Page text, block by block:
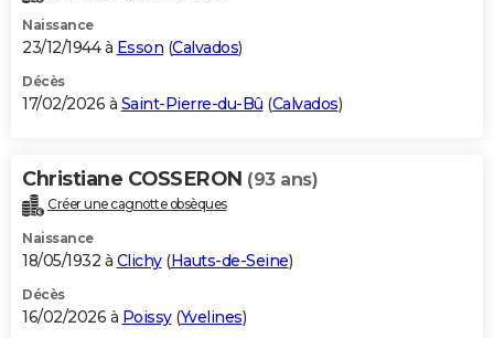
Dictionnaire
Biographies
Citations
Expressions
Proverbes
PROGRAMME TV
S'inscrire
Se connecter
Lycées
Collèges
Primaires
Universités
Entreprises
Service militaire
Avis de recherche
AVIS DE DÉCÈS
Bricolage
Lifestyle
Culture
Sport
Auto
Television
Voyage
Cinema
Naissance
23/12/1944 à Esson (Calvados)
Décès
17/02/2026 à Saint-Pierre-du-Bû (Calvados)
Christiane COSSERON (93 ans)
Créer une cagnotte obsèques
Naissance
18/05/1932 à Clichy(Hauts-de-Seine)
Décès
16/02/2026 à Poissy(Yvelines)